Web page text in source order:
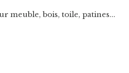
meuble, bois, toile, patines...